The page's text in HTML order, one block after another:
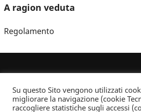
A ragion veduta
Regolamento
Su questo Sito vengono utilizzati
migliorare la navigazione (cookie
raccogliere statistiche sugli accessi